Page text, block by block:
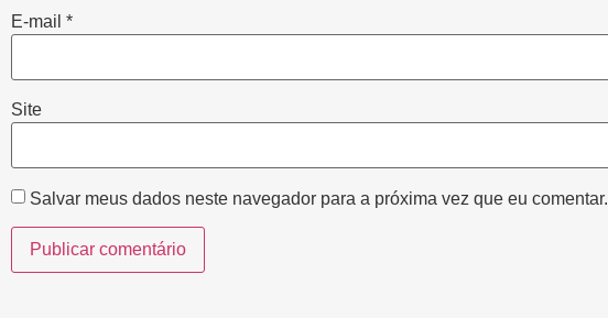
E-mail *
Site
Salvar meus dados neste navegador para a próxima vez que eu comentar.